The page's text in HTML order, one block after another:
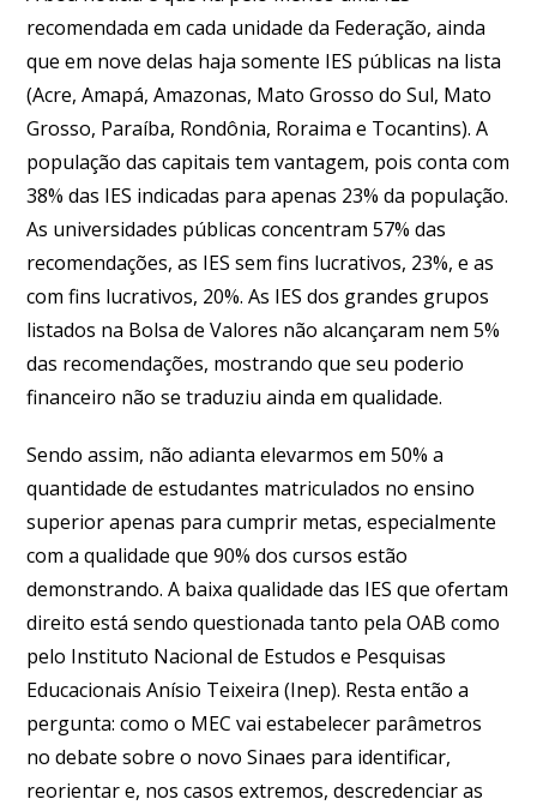
recomendada em cada unidade da Federação, ainda
que em nove delas haja somente IES públicas na lista
(Acre, Amapá, Amazonas, Mato Grosso do Sul, Mato
Grosso, Paraíba, Rondônia, Roraima e Tocantins). A
população das capitais tem vantagem, pois conta com
38% das IES indicadas para apenas 23% da população.
As universidades públicas concentram 57% das
recomendações, as IES sem fins lucrativos, 23%, e as
com fins lucrativos, 20%. As IES dos grandes grupos
listados na Bolsa de Valores não alcançaram nem 5%
das recomendações, mostrando que seu poderio
financeiro não se traduziu ainda em qualidade.
Sendo assim, não adianta elevarmos em 50% a
quantidade de estudantes matriculados no ensino
superior apenas para cumprir metas, especialmente
com a qualidade que 90% dos cursos estão
demonstrando. A baixa qualidade das IES que ofertam
direito está sendo questionada tanto pela OAB como
pelo Instituto Nacional de Estudos e Pesquisas
Educacionais Anísio Teixeira (Inep). Resta então a
pergunta: como o MEC vai estabelecer parâmetros
no debate sobre o novo Sinaes para identificar,
reorientar e, nos casos extremos, descredenciar as